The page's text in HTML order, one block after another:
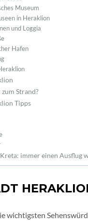
Museum
in Heraklion
und Loggia
Hafen
zum Strand?
Tipps
immer einen Ausflug
wichtigsten